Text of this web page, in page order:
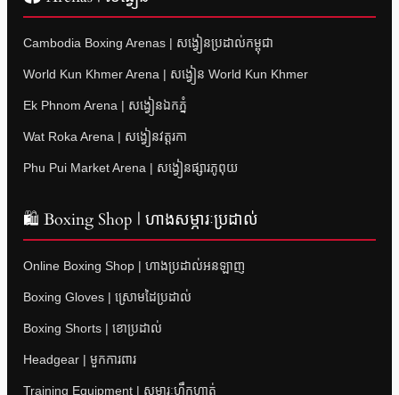
Cambodia Boxing Arenas | សង្វៀនប្រដាល់កម្ពុជា
World Kun Khmer Arena | សង្វៀន World Kun Khmer
Ek Phnom Arena | សង្វៀនឯកភ្នំ
Wat Roka Arena | សង្វៀនវត្តរកា
Phu Pui Market Arena | សង្វៀនផ្សារភូពុយ
🛍 Boxing Shop | ហាងសម្ភារៈប្រដាល់
Online Boxing Shop | ហាងប្រដាល់អនឡាញ
Boxing Gloves | ស្រោមដៃប្រដាល់
Boxing Shorts | ខោប្រដាល់
Headgear | មួកការពារ
Training Equipment | សម្ភារៈហ្វឹកហាត់